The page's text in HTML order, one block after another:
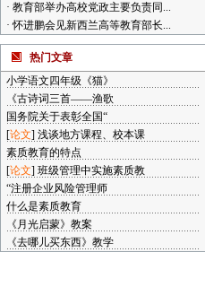
· 教育部举办高校党政主要负责同...
· 怀进鹏会见新西兰高等教育部长...
热门文章
小学语文四年级《猫》
《古诗词三首——渔歌
国务院关于表彰全国“
[论文] 浅谈地方课程、校本课
素质教育的特点
[论文] 班级管理中实施素质教
“注册企业风险管理师
什么是素质教育
《月光启蒙》教案
《去哪儿买东西》教学